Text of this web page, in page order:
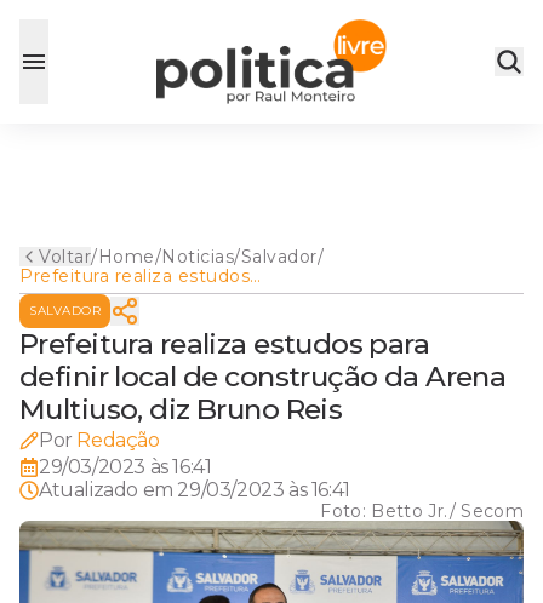
Voltar/Home/Noticias/Salvador/
Prefeitura realiza estudos
para definir local de
construção da Arena
Multiuso, diz Bruno Reis
SALVADOR
Prefeitura realiza estudos para
definir local de construção da Arena
Multiuso, diz Bruno Reis
Por Redação
29/03/2023 às 16:41
Atualizado em 29/03/2023 às 16:41
Foto: Betto Jr./ Secom